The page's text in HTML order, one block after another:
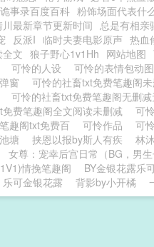
事录百度百科 粉饰场面代表什
最新章节更新时间 总是有相亲
反派I 临时夫妻电影原声 热血
文 狼子野心1v1Hh 网站地图
可怜的人设 可怜的表情包动图
窗 可怜的社畜txt免费笔趣阁
可怜的社畜txt免费笔趣阁无删
费笔趣阁全文阅读未删减 可
趣阁txt免费百 可怜作品 可
塘 挟恩以报by斯人有疾 林
女尊：宠幸后宫日常（BG，男生
情挽笔趣阁 BY金银花露乐
乐可金银花露 背影by小开橘